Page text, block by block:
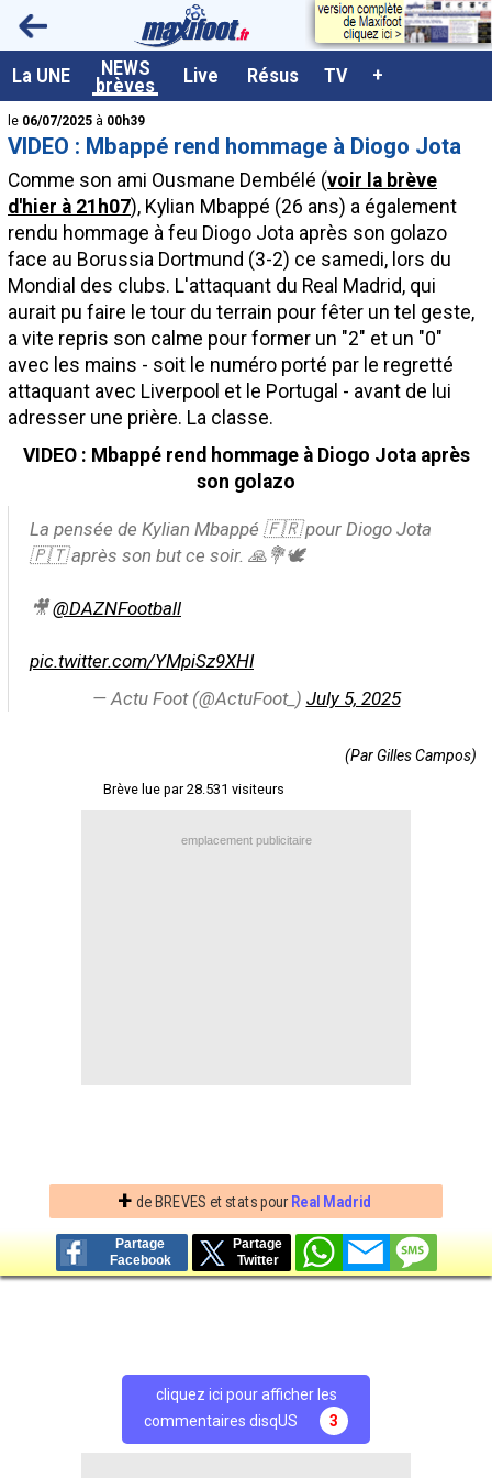
La UNE NEWS
brèves Live Résus TV +
<
le 06/07/2025 à 00h39
VIDEO : Mbappé rend hommage à Diogo Jota
Comme son ami Ousmane Dembélé (voir la brève
d'hier à 21h07), Kylian Mbappé (26 ans) a également
rendu hommage à feu Diogo Jota après son golazo
face au Borussia Dortmund (3-2) ce samedi, lors du
Mondial des clubs. L'attaquant du Real Madrid, qui
aurait pu faire le tour du terrain pour fêter un tel geste,
a vite repris son calme pour former un "2" et un "0"
avec les mains - soit le numéro porté par le regretté
attaquant avec Liverpool et le Portugal - avant de lui
adresser une prière. La classe.
VIDEO : Mbappé rend hommage à Diogo Jota après
son golazo
La pensée de Kylian Mbappé 🇫🇷 pour Diogo Jota
🇵🇹 après son but ce soir. 🙏💐🕊️
🎥@DAZNFootball
pic.twitter.com/YMpiSz9XHI
— Actu Foot (@ActuFoot_) July 5, 2025
(Par Gilles Campos)
Brève lue par 28.531 visiteurs
emplacement publicitaire
+ de BREVES et stats pour Real Madrid
Partage
Facebook
Partage
Twitter
cliquez ici pour afficher les
commentaires disqUS
3
A la UNE
Dernières brèves
Live / Matchs en direct
Résultats et Classements
Class. buteurs européens
Programme TV foot
Vidéos
Sondages
Tableau transferts L1
Contact / Signaler un bug
Recrutement Maxifoot
Mentions légales